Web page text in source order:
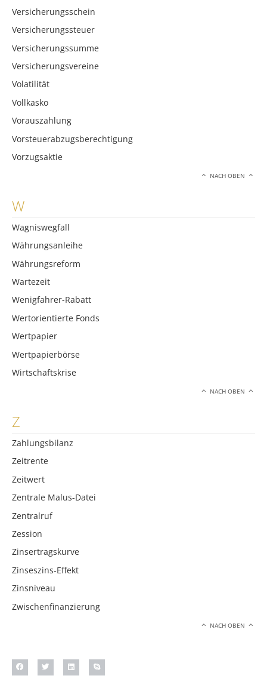
Versicherungsschein
Versicherungssteuer
Versicherungssumme
Versicherungsvereine
Volatilität
Vollkasko
Vorauszahlung
Vorsteuerabzugsberechtigung
Vorzugsaktie
NACH OBEN
W
Wagniswegfall
Währungsanleihe
Währungsreform
Wartezeit
Wenigfahrer-Rabatt
Wertorientierte Fonds
Wertpapier
Wertpapierbörse
Wirtschaftskrise
NACH OBEN
Z
Zahlungsbilanz
Zeitrente
Zeitwert
Zentrale Malus-Datei
Zentralruf
Zession
Zinsertragskurve
Zinseszins-Effekt
Zinsniveau
Zwischenfinanzierung
NACH OBEN